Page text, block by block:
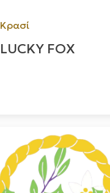
Κρασί
LUCKY FOX